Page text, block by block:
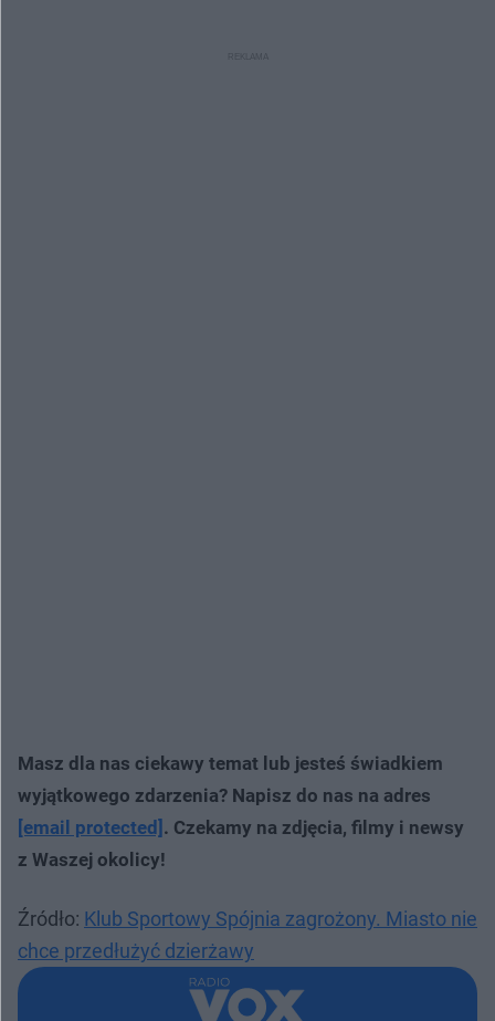
Masz dla nas ciekawy temat lub jesteś świadkiem
wyjątkowego zdarzenia? Napisz do nas na adres
[email protected] . Czekamy na zdjęcia, filmy i newsy
z Waszej okolicy!
Źródło: Klub Sportowy Spójnia zagrożony. Miasto nie
chce przedłużyć dzierżawy